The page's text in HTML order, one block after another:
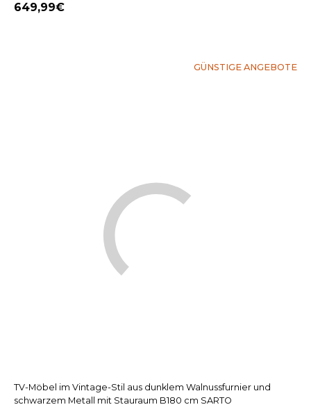
649,99
GÜNSTIGE ANGEBOTE
TV-Möbel im Vintage-Stil aus dunklem Walnussfurnier und
schwarzem Metall mit Stauraum B180 cm SARTO